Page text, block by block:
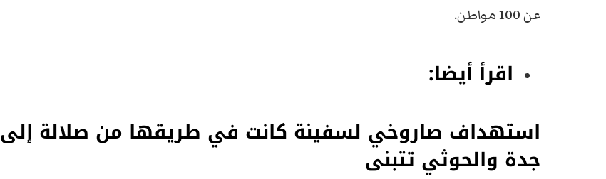
عن 100 مواطن.
اقرأ أيضا:
استهداف صاروخي لسفينة كانت في طريقها من صلالة إلى
جدة والحوثي تتبنى